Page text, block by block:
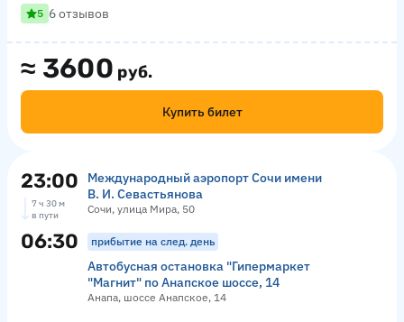
≈ 3600 руб.
Купить билет
5 6 отзывов
23:00
Международный аэропорт Сочи имени
В. И. Севастьянова
Сочи, улица Мира, 50
7 ч 30 м
в пути
06:30 прибытие на след. день
Автобусная остановка "Гипермаркет
"Магнит" по Анапское шоссе, 14
Анапа, шоссе Анапское, 14